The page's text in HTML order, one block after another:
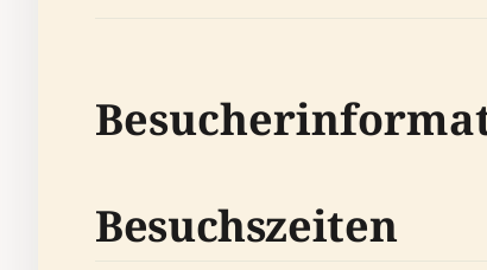
Besuchszeiten